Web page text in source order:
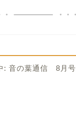
: 音の葉通信 8月号